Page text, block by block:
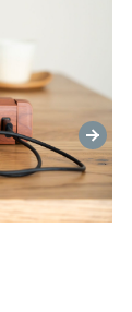
ポート(全3
1ポート(全2